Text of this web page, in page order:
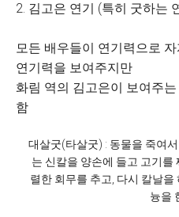
2. 김고은 연기 (특히 굿하는
모든 배우들이 연기력으로
연기력을 보여주지만
화림 역의 김고은이 보여주
함
대살굿(타살굿) : 동물을 죽여
는 신칼을 양손에 들고 고기를
렬한 회무를 추고, 다시 칼날
늉을